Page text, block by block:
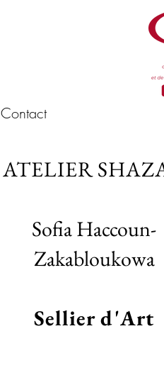
Contact
ATELIER
Sofia Haccoun-
Zakabloukowa
Sellier d'Art